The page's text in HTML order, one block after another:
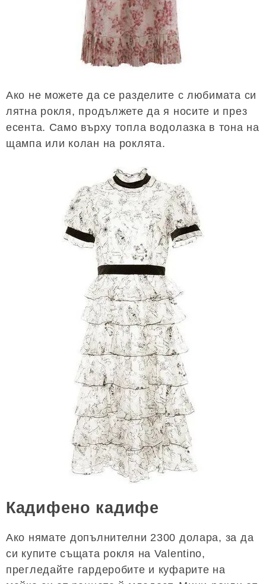
Ако не можете да се разделите с любимата си
лятна рокля, продължете да я носите и през
есента. Само върху топла водолазка в тона на
щампа или колан на роклята.
Кадифено кадифе
Ако нямате допълнителни 2300 долара, за да
си купите същата рокля на Valentino,
прегледайте гардеробите и куфарите на